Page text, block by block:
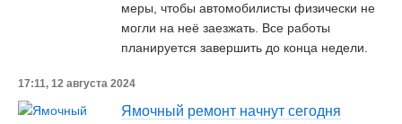
меры, чтобы автомобилисты физически не
могли на неё заезжать. Все работы
планируется завершить до конца недели.
17:11, 12 августа 2024
Ямочный ремонт начнут сегодня